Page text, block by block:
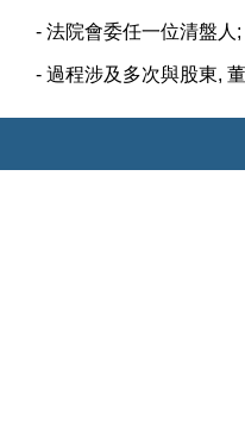
- 法院會委任一位清盤人;
- 過程涉及多次與股東,